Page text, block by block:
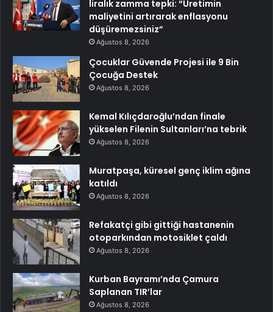
liralık zamma tepki: “Üretimin
maliyetini artırarak enflasyonu
düşüremezsiniz”
Ağustos 8, 2026
Çocuklar Güvende Projesi ile 9 Bin
Çocuğa Destek
Ağustos 8, 2026
Kemal Kılıçdaroğlu’ndan finale
yükselen Filenin Sultanları’na tebrik
Ağustos 8, 2026
Muratpaşa, küresel genç iklim ağına
katıldı
Ağustos 8, 2026
Refakatçi gibi gittiği hastanenin
otoparkından motosiklet çaldı
Ağustos 8, 2026
Kurban Bayramı’nda Çamura
Saplanan TIR’lar
Ağustos 8, 2026